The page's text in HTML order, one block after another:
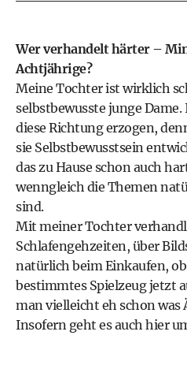
Wer verhandelt härter –
Achtjährige?
Meine Tochter ist wirklich
selbstbewusste junge Dame.
diese Richtung erzogen,
sie Selbstbewusstsein
das zu Hause schon auch
wenngleich die Themen
sind.
Mit meiner Tochter
Schlafengehzeiten, über
natürlich beim Einkaufen,
bestimmtes Spielzeug jetzt
man vielleicht eh schon was
Insofern geht es auch hier